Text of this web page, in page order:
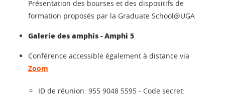
Présentation des bourses et des dispositifs de
formation proposés par la Graduate School@UGA
Galerie des amphis - Amphi 5
Conférence accessible également à distance via
Zoom
ID de réunion: 955 9048 5595 - Code secret: